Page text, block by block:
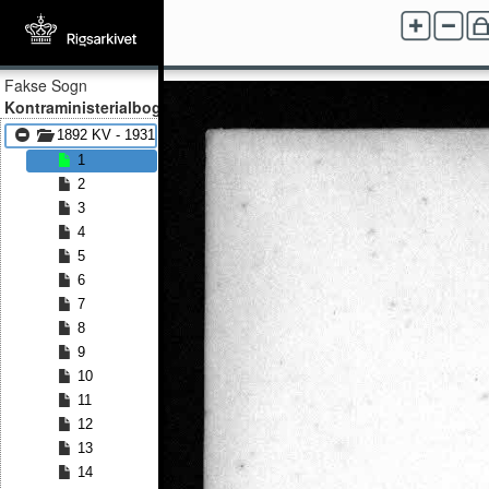
Fakse Sogn
Kontraministerialbog
1892 KV - 1931 KV
1
2
3
4
5
6
7
8
9
10
11
12
13
14